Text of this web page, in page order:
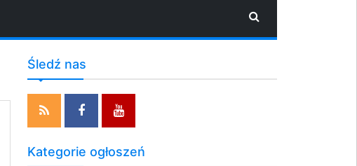
Śledź nas
Kategorie ogłoszeń